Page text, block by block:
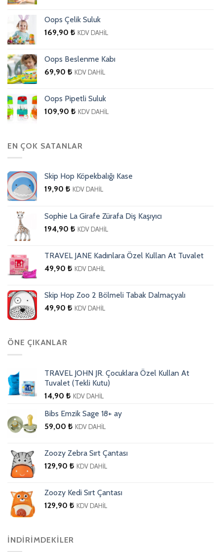
Oops Çelik Suluk
169,90 ₺ KDV DAHİL
Oops Beslenme Kabı
69,90 ₺ KDV DAHİL
Oops Pipetli Suluk
109,90 ₺ KDV DAHİL
EN ÇOK SATANLAR
Skip Hop Köpekbalığı Kase
19,90 ₺ KDV DAHİL
Sophie La Girafe Zürafa Diş Kaşıyıcı
194,90 ₺ KDV DAHİL
TRAVEL JANE Kadınlara Özel Kullan At Tuvalet
49,90 ₺ KDV DAHİL
Skip Hop Zoo 2 Bölmeli Tabak Dalmaçyalı
49,90 ₺ KDV DAHİL
ÖNE ÇIKANLAR
TRAVEL JOHN JR. Çocuklara Özel Kullan At
Tuvalet (Tekli Kutu)
14,90 ₺ KDV DAHİL
Bibs Emzik Sage 18+ ay
59,00 ₺ KDV DAHİL
Zoozy Zebra Sırt Çantası
129,90 ₺ KDV DAHİL
Zoozy Kedi Sırt Çantası
129,90 ₺ KDV DAHİL
İNDIRIMDEKILER